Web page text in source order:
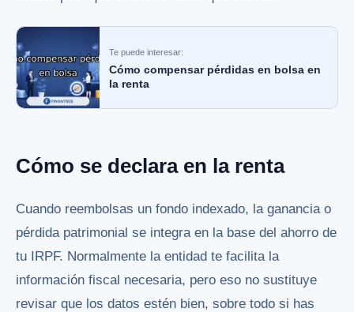
Te puede interesar:
Cómo compensar pérdidas en bolsa en
la renta
Cómo se declara en la renta
Cuando reembolsas un fondo indexado, la ganancia o
pérdida patrimonial se integra en la base del ahorro de
tu IRPF. Normalmente la entidad te facilita la
información fiscal necesaria, pero eso no sustituye
revisar que los datos estén bien, sobre todo si has